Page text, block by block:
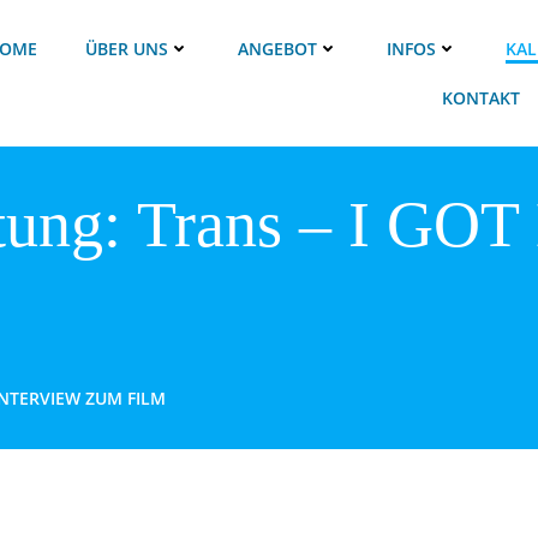
ÜBER UNS ANGEBOT INFOS
KONTAKT
Trans – I
ZUM FILM